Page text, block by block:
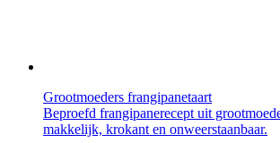
Grootmoeders frangipanetaart
Beproefd frangipanerecept uit
makkelijk, krokant en onweerstaanbaar.